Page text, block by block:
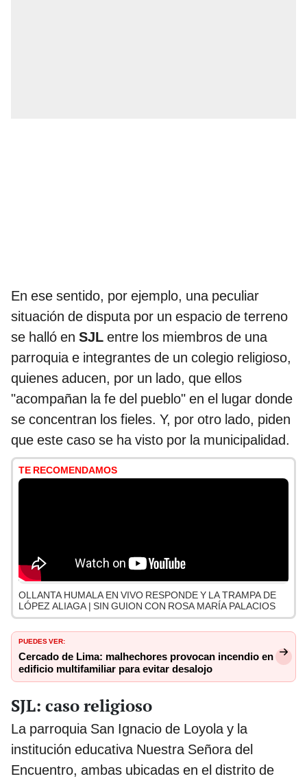
En ese sentido, por ejemplo, una peculiar
situación de disputa por un espacio de terreno
se halló en SJL entre los miembros de una
parroquia e integrantes de un colegio religioso,
quienes aducen, por un lado, que ellos
"acompañan la fe del pueblo" en el lugar donde
se concentran los fieles. Y, por otro lado, piden
que este caso se ha visto por la municipalidad.
TE RECOMENDAMOS
OLLANTA HUMALA EN VIVO RESPONDE Y LA TRAMPA DE
LÓPEZ ALIAGA | SIN GUION CON ROSA MARÍA PALACIOS
PUEDES VER:
Cercado de Lima: malhechores provocan incendio en
edificio multifamiliar para evitar desalojo
SJL: caso religioso
La parroquia San Ignacio de Loyola y la
institución educativa Nuestra Señora del
Encuentro, ambas ubicadas en el distrito de